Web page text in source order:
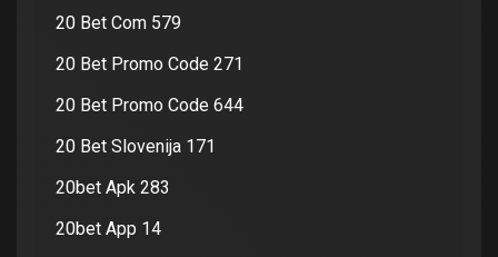
20 Bet Com 579
20 Bet Promo Code 271
20 Bet Promo Code 644
20 Bet Slovenija 171
20bet Apk 283
20bet App 14